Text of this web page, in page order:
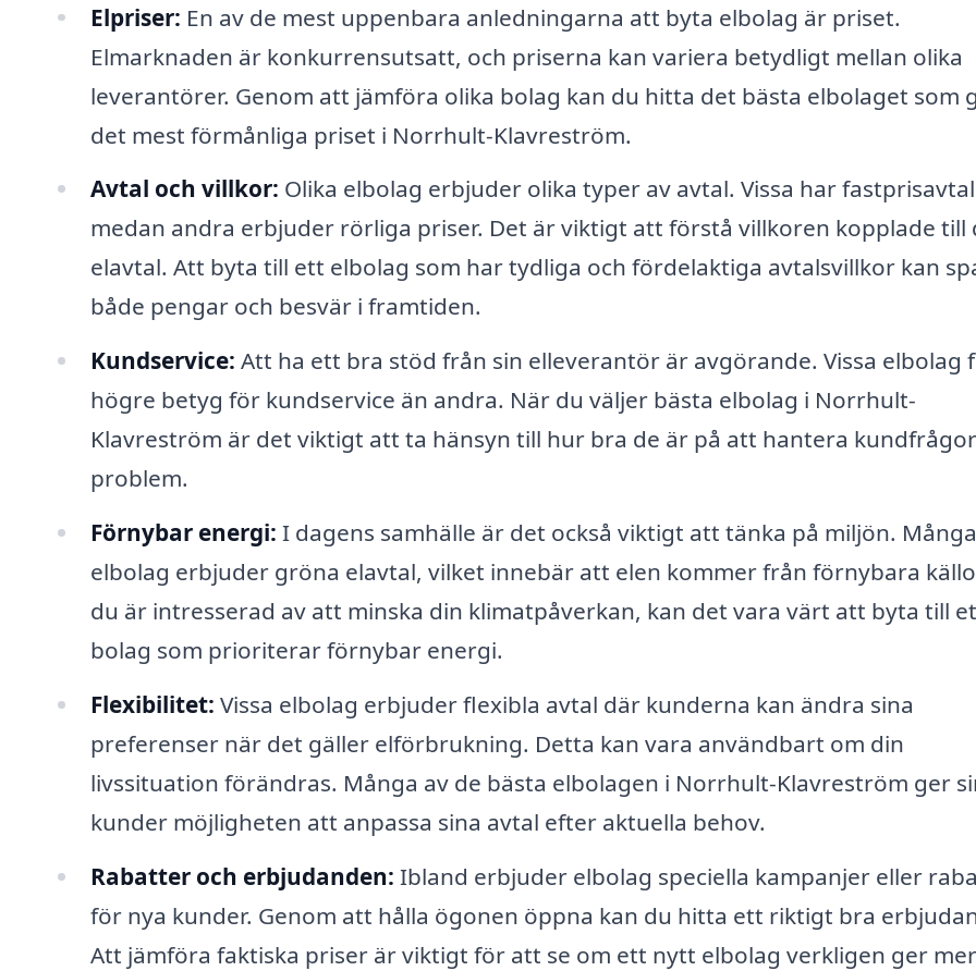
Elpriser: En av de mest uppenbara anledningarna att byta elbolag är priset.
Elmarknaden är konkurrensutsatt, och priserna kan variera betydligt mellan olika
leverantörer. Genom att jämföra olika bolag kan du hitta det bästa elbolaget som
det mest förmånliga priset i Norrhult-Klavreström.
Avtal och villkor: Olika elbolag erbjuder olika typer av avtal. Vissa har fastprisavtal
medan andra erbjuder rörliga priser. Det är viktigt att förstå villkoren kopplade till
elavtal. Att byta till ett elbolag som har tydliga och fördelaktiga avtalsvillkor kan
både pengar och besvär i framtiden.
Kundservice: Att ha ett bra stöd från sin elleverantör är avgörande. Vissa elbolag
högre betyg för kundservice än andra. När du väljer bästa elbolag i Norrhult-
Klavreström är det viktigt att ta hänsyn till hur bra de är på att hantera
problem.
Förnybar energi: I dagens samhälle är det också viktigt att tänka på miljön. Många
elbolag erbjuder gröna elavtal, vilket innebär att elen kommer från förnybara
du är intresserad av att minska din klimatpåverkan, kan det vara värt att byta till
bolag som prioriterar förnybar energi.
Flexibilitet: Vissa elbolag erbjuder flexibla avtal där kunderna kan ändra sina
preferenser när det gäller elförbrukning. Detta kan vara användbart om din
livssituation förändras. Många av de bästa elbolagen i Norrhult-Klavreström ger
kunder möjligheten att anpassa sina avtal efter aktuella behov.
Rabatter och erbjudanden: Ibland erbjuder elbolag speciella kampanjer eller
för nya kunder. Genom att hålla ögonen öppna kan du hitta ett riktigt bra
Att jämföra faktiska priser är viktigt för att se om ett nytt elbolag verkligen ger mer